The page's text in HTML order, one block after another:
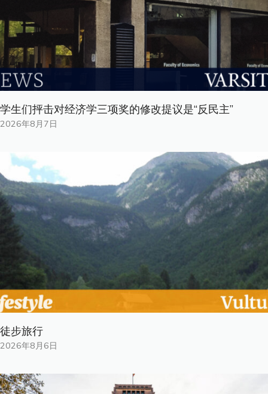
学生们抨击对经济学三项奖的修改提议是“反民主”
2026年8月7日
徒步旅行
2026年8月6日